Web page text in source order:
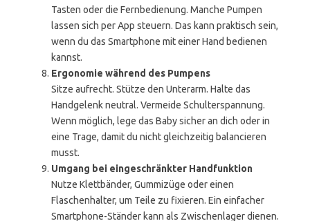
Tasten oder die Fernbedienung. Manche Pumpen
lassen sich per App steuern. Das kann praktisch sein,
wenn du das Smartphone mit einer Hand bedienen
kannst.
Ergonomie während des Pumpens
Sitze aufrecht. Stütze den Unterarm. Halte das
Handgelenk neutral. Vermeide Schulterspannung.
Wenn möglich, lege das Baby sicher an dich oder in
eine Trage, damit du nicht gleichzeitig balancieren
musst.
Umgang bei eingeschränkter Handfunktion
Nutze Klettbänder, Gummizüge oder einen
Flaschenhalter, um Teile zu fixieren. Ein einfacher
Smartphone-Ständer kann als Zwischenlager dienen.